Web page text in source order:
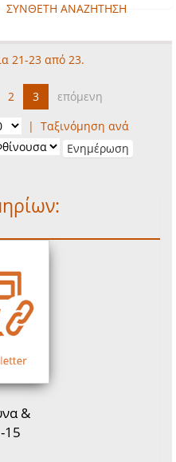
ΣΥΝΘΕΤΗ ΑΝΑΖΗΤΗΣΗ
21-23 από 23.
2 3
επόμενη
| Ταξινόμηση ανά
&
15